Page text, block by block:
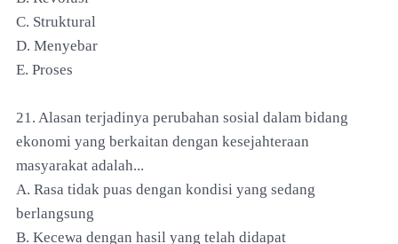
C. Struktural
D. Menyebar
E. Proses
21. Alasan terjadinya perubahan sosial dalam bidang
ekonomi yang berkaitan dengan kesejahteraan
masyarakat adalah...
A. Rasa tidak puas dengan kondisi yang sedang
berlangsung
B. Kecewa dengan hasil yang telah didapat